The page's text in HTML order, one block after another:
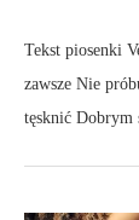
Tekst piosenki
zawsze Nie
tęsknić Dobrym